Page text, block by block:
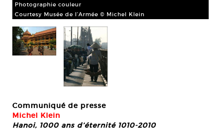
Photographie couleur
Courtesy Musée de l’Armée © Michel Klein
Communiqué de presse
Michel Klein
Hanoi, 1000 ans d’éternité 1010-2010